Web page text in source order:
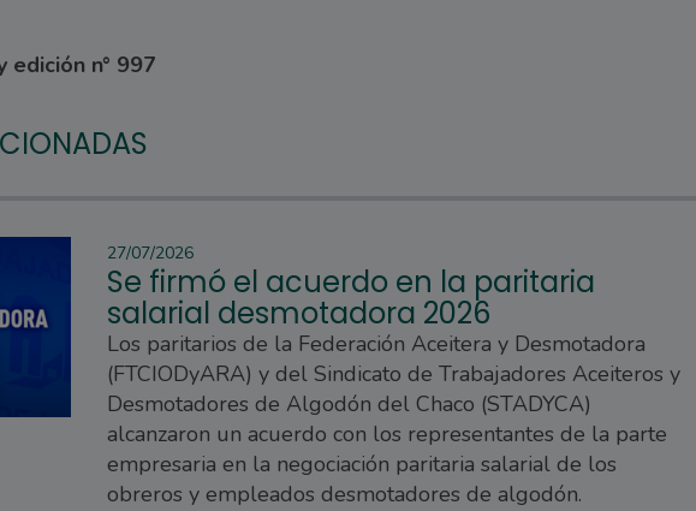
edición n° 997
27/07/2026
Se firmó el acuerdo en la paritaria
salarial desmotadora 2026
Los paritarios de la Federación Aceitera y Desmotadora
(FTCIODyARA) y del Sindicato de Trabajadores Aceiteros y
Desmotadores de Algodón del Chaco (STADYCA)
alcanzaron un acuerdo con los representantes de la parte
empresaria en la negociación paritaria salarial de los
obreros y empleados desmotadores de algodón.